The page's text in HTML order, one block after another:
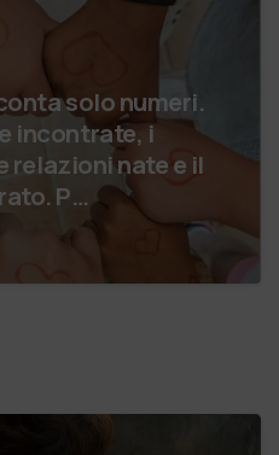
solo numeri.
incontrate, i
nate e il
cambiamento generato. P…